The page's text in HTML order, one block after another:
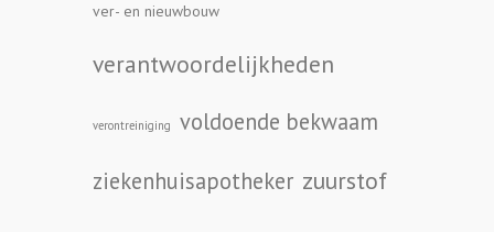
ver- en nieuwbouw
verantwoordelijkheden
verontreiniging
voldoende bekwaam
ziekenhuisapotheker zuurstof